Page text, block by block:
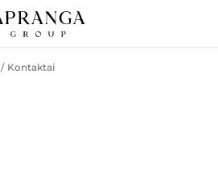
/ Kontaktai